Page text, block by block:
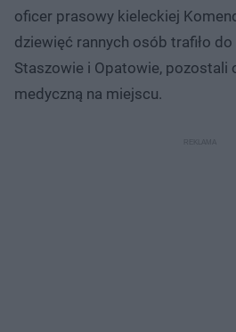
oficer prasowy kieleckiej
dziewięć rannych osób trafiło
Staszowie i Opatowie, pozostali
medyczną na miejscu.